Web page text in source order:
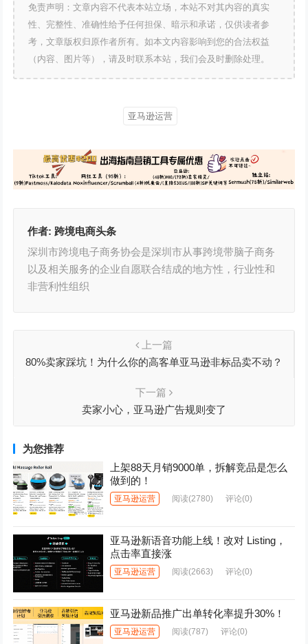
免责声明：文章内容不代表本站立场，本站不对其内容的真实
性、完整性、准确性给予任何担保、暗示和承诺，仅供读者参
考，文章版权归原作者所有。如本文内容影响到您的合法权益
（内容、图片等），请及时联系本站，我们会及时删除处理。
亚马逊运营
作者: 跨境电商头条
深圳市跨境电子商务协会是深圳市从事跨境带脑子商务
以及相关服务的企业自愿联合结成的地方性，行业性和
非营利性组织
上一篇
80%卖家踩坑！为什么你的高客单亚马逊非标品卖不动？
下一篇
卖家小心，亚马逊广告规则变了
为您推荐
上架88天月销9000单，拆解竞品是怎么
做到的！
亚马逊运营 阅读(2780) 评论(0)
亚马逊新语音功能上线！改对 Listing，
点击率直接涨
亚马逊运营 阅读(2663) 评论(0)
亚马逊新品推广出单转化率提升30%！
亚马逊运营 阅读(787) 评论(0)